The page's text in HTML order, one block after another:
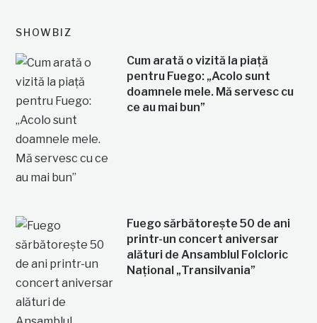
SHOWBIZ
Cum arată o vizită la piață
pentru Fuego: „Acolo sunt
doamnele mele. Mă servesc cu
ce au mai bun”
Fuego sărbătorește 50 de ani
printr-un concert aniversar
alături de Ansamblul Folcloric
Național „Transilvania”